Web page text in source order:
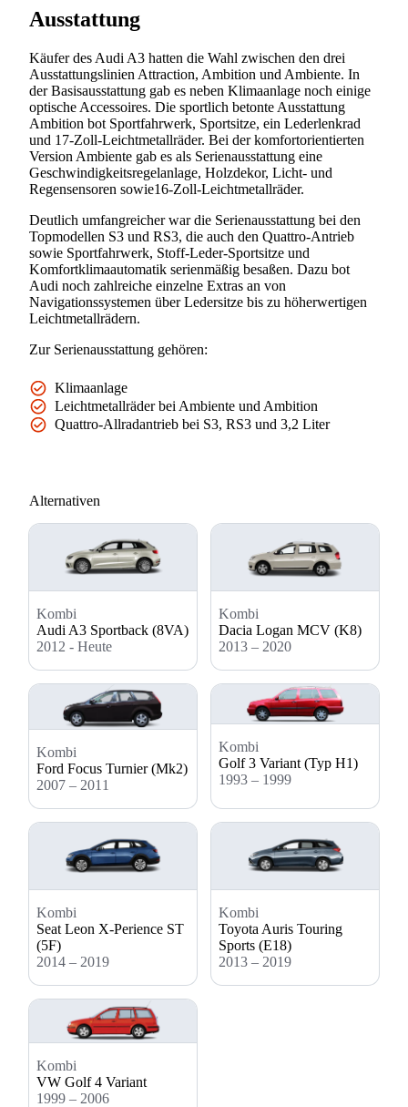
Ausstattung
Käufer des Audi A3 hatten die Wahl zwischen den drei
Ausstattungslinien Attraction, Ambition und Ambiente. In
der Basisausstattung gab es neben Klimaanlage noch einige
optische Accessoires. Die sportlich betonte Ausstattung
Ambition bot Sportfahrwerk, Sportsitze, ein Lederlenkrad
und 17-Zoll-Leichtmetallräder. Bei der komfortorientierten
Version Ambiente gab es als Serienausstattung eine
Geschwindigkeitsregelanlage, Holzdekor, Licht- und
Regensensoren sowie16-Zoll-Leichtmetallräder.
Deutlich umfangreicher war die Serienausstattung bei den
Topmodellen S3 und RS3, die auch den Quattro-Antrieb
sowie Sportfahrwerk, Stoff-Leder-Sportsitze und
Komfortklimaautomatik serienmäßig besaßen. Dazu bot
Audi noch zahlreiche einzelne Extras an von
Navigationssystemen über Ledersitze bis zu höherwertigen
Leichtmetallrädern.
Zur Serienausstattung gehören:
Klimaanlage
Leichtmetallräder bei Ambiente und Ambition
Quattro-Allradantrieb bei S3, RS3 und 3,2 Liter
Alternativen
Kombi
Audi A3 Sportback (8VA)
2012 - Heute
Kombi
Dacia Logan MCV (K8)
2013 – 2020
Kombi
Ford Focus Turnier (Mk2)
2007 – 2011
Kombi
Golf 3 Variant (Typ H1)
1993 – 1999
Kombi
Seat Leon X-Perience ST
(5F)
2014 – 2019
Kombi
Toyota Auris Touring
Sports (E18)
2013 – 2019
Kombi
VW Golf 4 Variant
1999 – 2006